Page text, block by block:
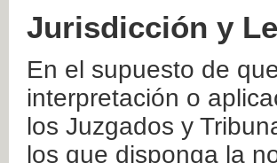
Jurisdicción y
En el supuesto de
interpretación o
los Juzgados y
los que disponga la